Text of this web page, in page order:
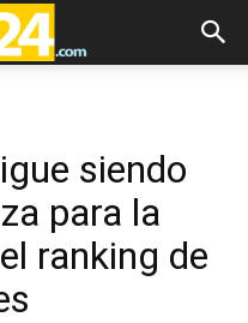
siendo
para la
ranking de